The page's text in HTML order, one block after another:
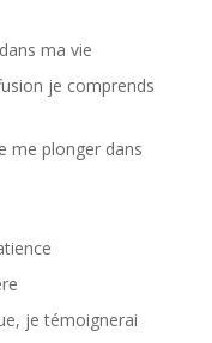
ma vie
je comprends
me plonger dans
je témoignerai